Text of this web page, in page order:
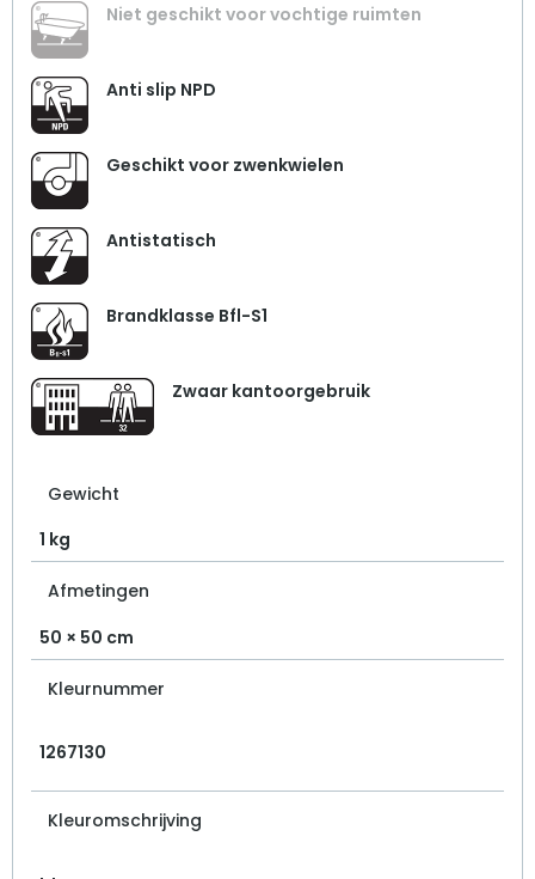
Niet geschikt voor vochtige ruimten
Anti slip NPD
Geschikt voor zwenkwielen
Antistatisch
Brandklasse Bfl-S1
Zwaar kantoorgebruik
Gewicht
1 kg
Afmetingen
50 × 50 cm
Kleurnummer
1267130
Kleuromschrijving